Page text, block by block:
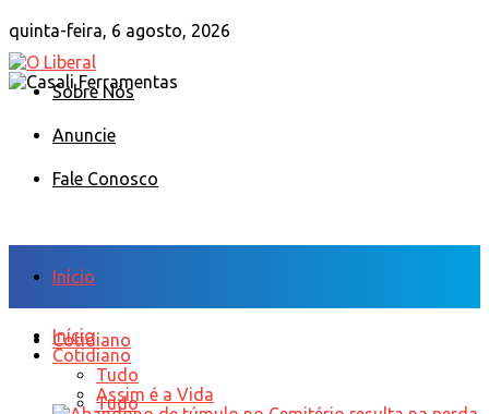
quinta-feira, 6 agosto, 2026
Sobre Nós
Anuncie
Fale Conosco
Início
Cotidiano
Tudo
Início
Cotidiano
Tudo
Assim é a Vida